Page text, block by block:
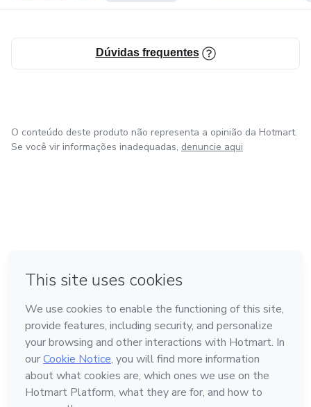
Dúvidas frequentes
O conteúdo deste produto não representa a opinião da Hotmart.
Se você vir informações inadequadas, denuncie aqui
Feito com ❤ em Bogotá
Conheça a Hotmart
Idioma